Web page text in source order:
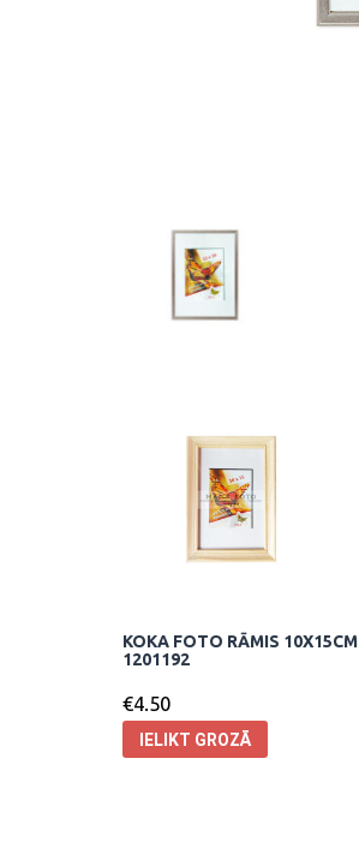
KOKA FOTO RĀMIS 10X15CM
1201192
€4.50
IELIKT GROZĀ